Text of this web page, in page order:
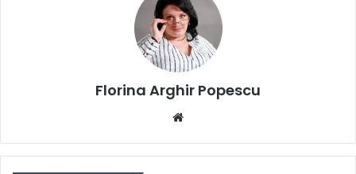
Florina Arghir Popescu